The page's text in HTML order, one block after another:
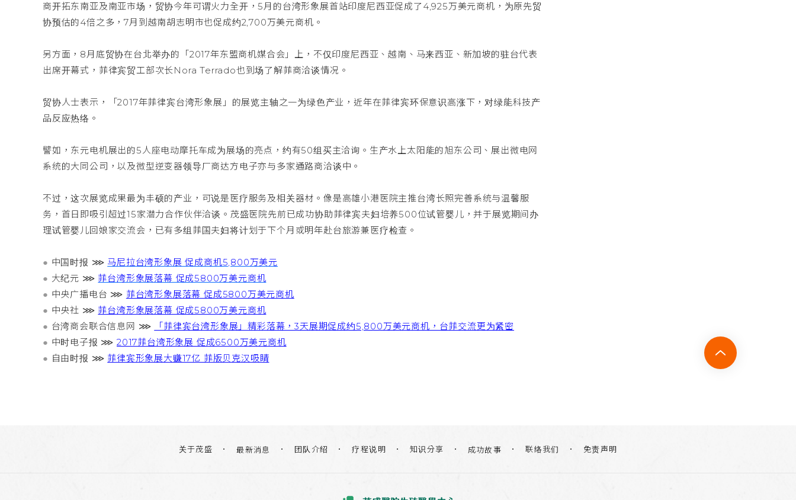
商开拓东南亚及南亚市场，贸协今年可谓火力全开，5月的台湾形象展首站印度尼西亚促成了4,925万美元商机，为原先贸
协预估的4倍之多，7月到越南胡志明市也促成约2,700万美元商机。
另方面，8月底贸协在台北举办的「2017年东盟商机媒合会」上，不仅印度尼西亚、越南、马来西亚、新加坡的驻台代表
出席开幕式，菲律宾贸工部次长Nora Terrado也到场了解菲商洽谈情况。
贸协人士表示，「2017年菲律宾台湾形象展」的展览主轴之一为绿色产业，近年在菲律宾环保意识高涨下，对绿能科技产
品反应热络。
譬如，东元电机展出的5人座电动摩托车成为展场的亮点，约有50组买主洽询。生产水上太阳能的旭东公司、展出微电网
系统的大同公司，以及微型逆变器领导厂商达方电子亦与多家通路商洽谈中。
不过，这次展览成果最为丰硕的产业，可说是医疗服务及相关器材。像是高雄小港医院主推台湾长照完善系统与温馨服
务，首日即吸引超过15家潜力合作伙伴洽谈。茂盛医院先前已成功协助菲律宾夫妇培养500位试管婴儿，并于展览期间办
理试管婴儿回娘家交流会，已有多组菲国夫妇将计划于下个月或明年赴台旅游兼医疗检查。
● 中国时报 ⋙ 马尼拉台湾形象展 促成商机5,800万美元
● 大纪元 ⋙ 菲台湾形象展落幕 促成5800万美元商机
● 中央广播电台 ⋙ 菲台湾形象展落幕 促成5800万美元商机
● 中央社 ⋙ 菲台湾形象展落幕 促成5800万美元商机
● 台湾商会联合信息网 ⋙
「菲律宾台湾形象展」精彩落幕，3天展期促成约5,800万美元商机，台菲交流更为紧密
● 中时电子报 ⋙2017菲台湾形象展 促成6500万美元商机
● 自由时报 ⋙ 菲律宾形象展大赚17亿 菲版贝克汉吸睛
关于茂盛 最新消息 团队介绍 疗程说明 知识分享 成功故事 联络我们 免责声明